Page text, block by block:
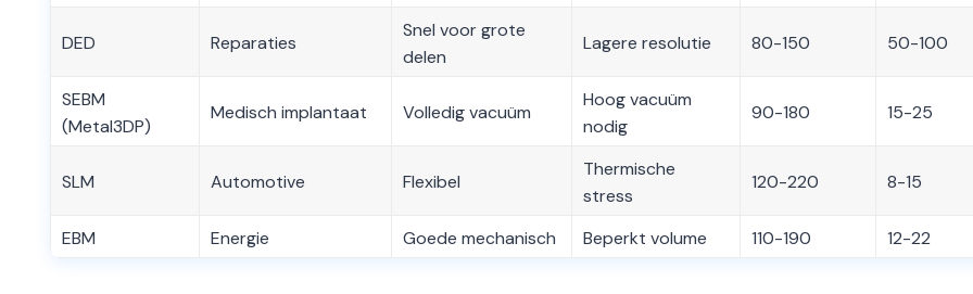
DED Reparaties
Snel voor grote
delen
Lagere resolutie 80-150 50-100
SEBM
(Metal3DP)
Medisch implantaat Volledig vacuüm
Hoog vacuüm
nodig
90-180 15-25
SLM Automotive Flexibel
Thermische
stress
120-220 8-15
EBM Energie Goede mechanisch Beperkt volume 110-190 12-22